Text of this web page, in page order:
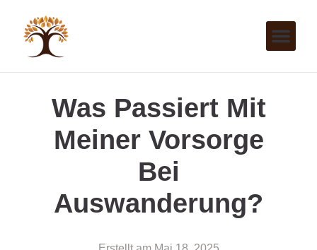
Was Passiert Mit
Meiner Vorsorge
Bei
Auswanderung?